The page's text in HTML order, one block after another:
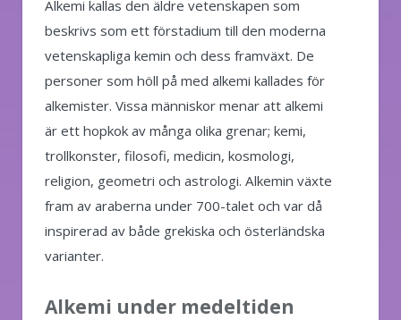
Alkemi kallas den äldre vetenskapen som
beskrivs som ett förstadium till den moderna
vetenskapliga kemin och dess framväxt. De
personer som höll på med alkemi kallades för
alkemister. Vissa människor menar att alkemi
är ett hopkok av många olika grenar; kemi,
trollkonster, filosofi, medicin, kosmologi,
religion, geometri och astrologi. Alkemin växte
fram av araberna under 700-talet och var då
inspirerad av både grekiska och österländska
varianter.
Alkemi under medeltiden